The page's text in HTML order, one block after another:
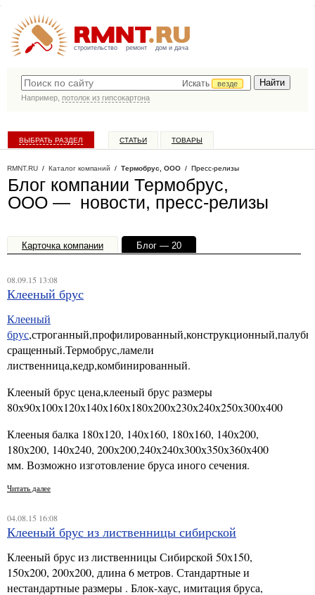
строительство ремонт дом и дача
Искать
везде
Например, потолок из гипсокартона
ВЫБРАТЬ РАЗДЕЛ СТАТЬИ ТОВАРЫ
RMNT.RU / Каталог компаний / Термобрус, ООО / Пресс-релизы
Блог компании Термобрус,
ООО — новости, пресс-релизы
Карточка компании
Блог — 20
08.09.15 13:08
Клееный брус
Клееный
брус
сращенный.Термобрус,ламели
лиственница,кедр,комбинированный.
Клееный брус цена,клееный брус размеры
80х90х100х120х140х160х180х200х230х240х250х300х400
Клееныя балка 180х120, 140х160, 180х160, 140х200,
180х200, 140х240, 200х200,240х240х300х350х360х400
мм. Возможно изготовление бруса иного сечения.
Читать далее
04.08.15 16:08
Клееный брус из лиственницы сибирской
Клееный брус из лиственницы Сибирской 50х150,
150х200, 200х200, длина 6 метров. Стандартные и
нестандартные размеры . Блок-хаус, имитация бруса,